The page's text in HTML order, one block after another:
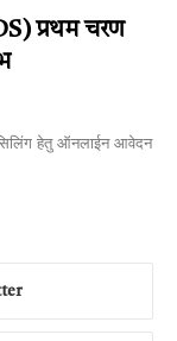
प्रथम चरण
हेतु ऑनलाईन आवेदन